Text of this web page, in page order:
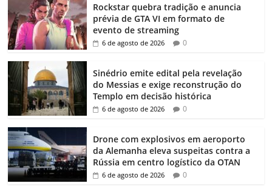
Rockstar quebra tradição e anuncia
prévia de GTA VI em formato de
evento de streaming
6 de agosto de 2026 0
Sinédrio emite edital pela revelação
do Messias e exige reconstrução do
Templo em decisão histórica
6 de agosto de 2026 0
Drone com explosivos em aeroporto
da Alemanha eleva suspeitas contra a
Rússia em centro logístico da OTAN
6 de agosto de 2026 0